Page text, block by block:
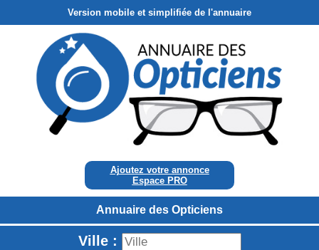
Version mobile et simplifiée de l'annuaire
Ajoutez votre annonce
Espace PRO
Annuaire des Opticiens
Ville :